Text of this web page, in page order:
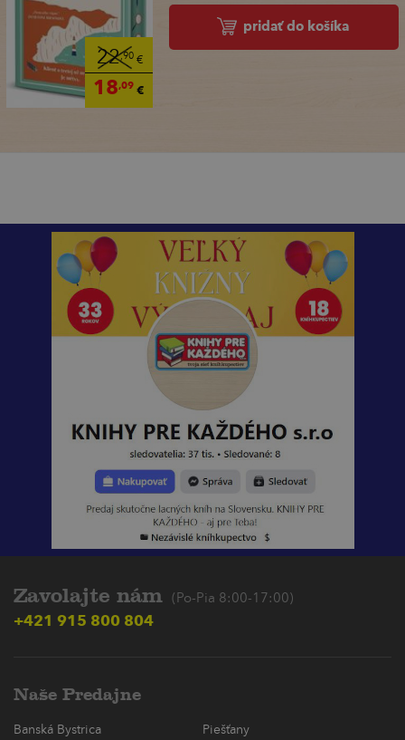
22,90€
18,09€
pridať do košíka
Zavolajte nám (Po-Pia 8:00-17:00)
+421 915 800 804
Naše Predajne
Banská Bystrica
Piešťany